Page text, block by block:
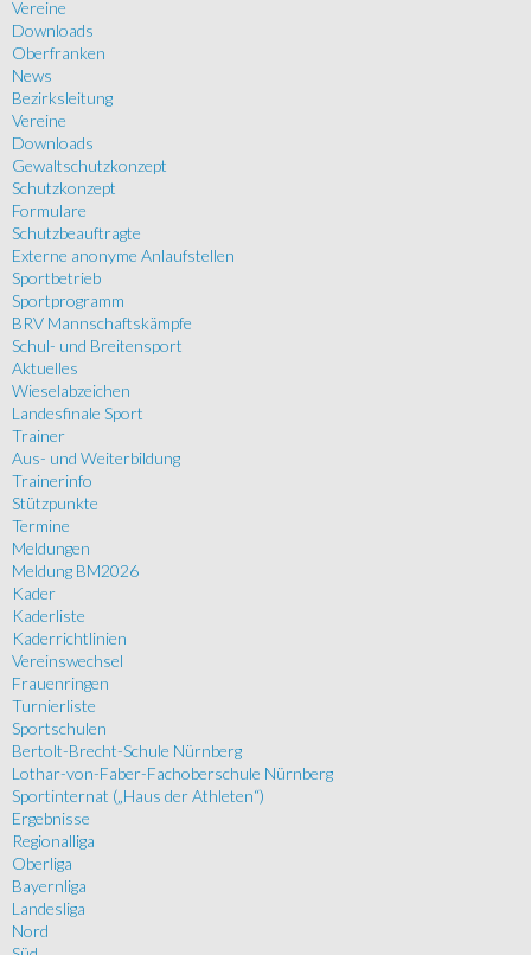
Vereine
Downloads
Oberfranken
News
Bezirksleitung
Vereine
Downloads
Gewaltschutzkonzept
Schutzkonzept
Formulare
Schutzbeauftragte
Externe anonyme Anlaufstellen
Sportbetrieb
Sportprogramm
BRV Mannschaftskämpfe
Schul- und Breitensport
Aktuelles
Wieselabzeichen
Landesfinale Sport
Trainer
Aus- und Weiterbildung
Trainerinfo
Stützpunkte
Termine
Meldungen
Meldung BM2026
Kader
Kaderliste
Kaderrichtlinien
Vereinswechsel
Frauenringen
Turnierliste
Sportschulen
Bertolt-Brecht-Schule Nürnberg
Lothar-von-Faber-Fachoberschule Nürnberg
Sportinternat („Haus der Athleten“)
Ergebnisse
Regionalliga
Oberliga
Bayernliga
Landesliga
Nord